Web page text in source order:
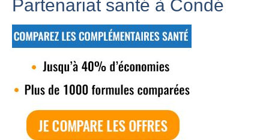
Partenariat santé à Condé